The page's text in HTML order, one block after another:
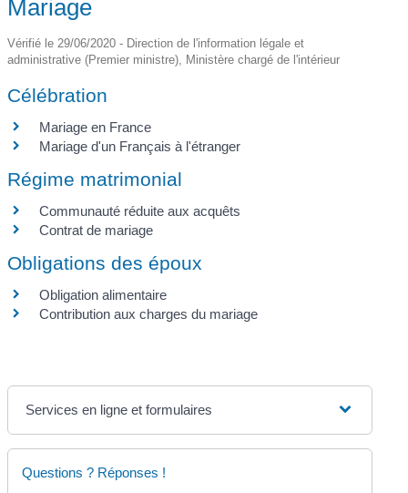
Mariage
Vérifié le 29/06/2020 - Direction de l'information légale et
administrative (Premier ministre), Ministère chargé de l'intérieur
Célébration
Mariage en France
Mariage d'un Français à l'étranger
Régime matrimonial
Communauté réduite aux acquêts
Contrat de mariage
Obligations des époux
Obligation alimentaire
Contribution aux charges du mariage
Services en ligne et formulaires
Questions ? Réponses !